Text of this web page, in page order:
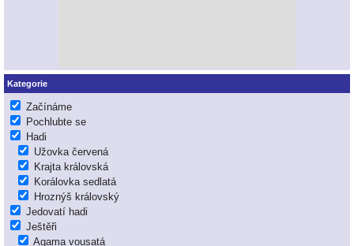
Kategorie
Začínáme
Pochlubte se
Hadi
Užovka červená
Krajta královská
Korálovka sedlatá
Hroznýš královský
Jedovatí hadi
Ještěři
Agama vousatá